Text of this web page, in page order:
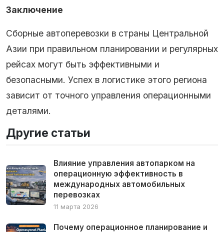
Заключение
Сборные автоперевозки в страны Центральной
Азии при правильном планировании и регулярных
рейсах могут быть эффективными и
безопасными. Успех в логистике этого региона
зависит от точного управления операционными
деталями.
Другие статьи
Влияние управления автопарком на
операционную эффективность в
международных автомобильных
перевозках
11 марта 2026
Почему операционное планирование и